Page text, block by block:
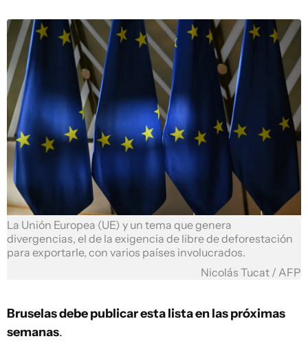
La Unión Europea (UE) y un tema que genera
divergencias, el de la exigencia de libre de deforestación
para exportarle, con varios países involucrados.
Nicolás Tucat / AFP
Bruselas debe publicar esta lista en las próximas
semanas.